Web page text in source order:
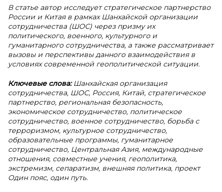
В статье автор исследует стратегическое партнерство
России и Китая в рамках Шанхайской организации
сотрудничества (ШОС) через призму их
политического, военного, культурного и
гуманитарного сотрудничества, а также рассматривает
вызовы и перспективы данного взаимодействия в
условиях современной геополитической ситуации.
Ключевые слова:Шанхайская организация
сотрудничества, ШОС, Россия, Китай, стратегическое
партнерство, региональная безопасность,
экономическое сотрудничество, политическое
сотрудничество, военное сотрудничество, борьба с
терроризмом, культурное сотрудничество,
образовательные программы, гуманитарное
сотрудничество, Центральная Азия, международные
отношения, совместные учения, геополитика,
экстремизм, сепаратизм, внешняя политика, проект
Один пояс, один путь.